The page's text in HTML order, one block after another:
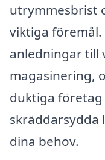
utrymmesbrist
viktiga
anledningar till
magasinering,
duktiga
skräddarsydda
dina behov.